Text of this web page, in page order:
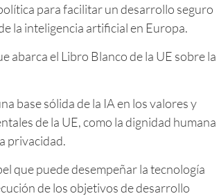
para facilitar un desarrollo seguro
la inteligencia artificial en Europa.
abarca el Libro Blanco de la UE sobre la
base sólida de la IA en los valores y
de la UE, como la dignidad humana
privacidad.
que puede desempeñar la tecnología
de los objetivos de desarrollo